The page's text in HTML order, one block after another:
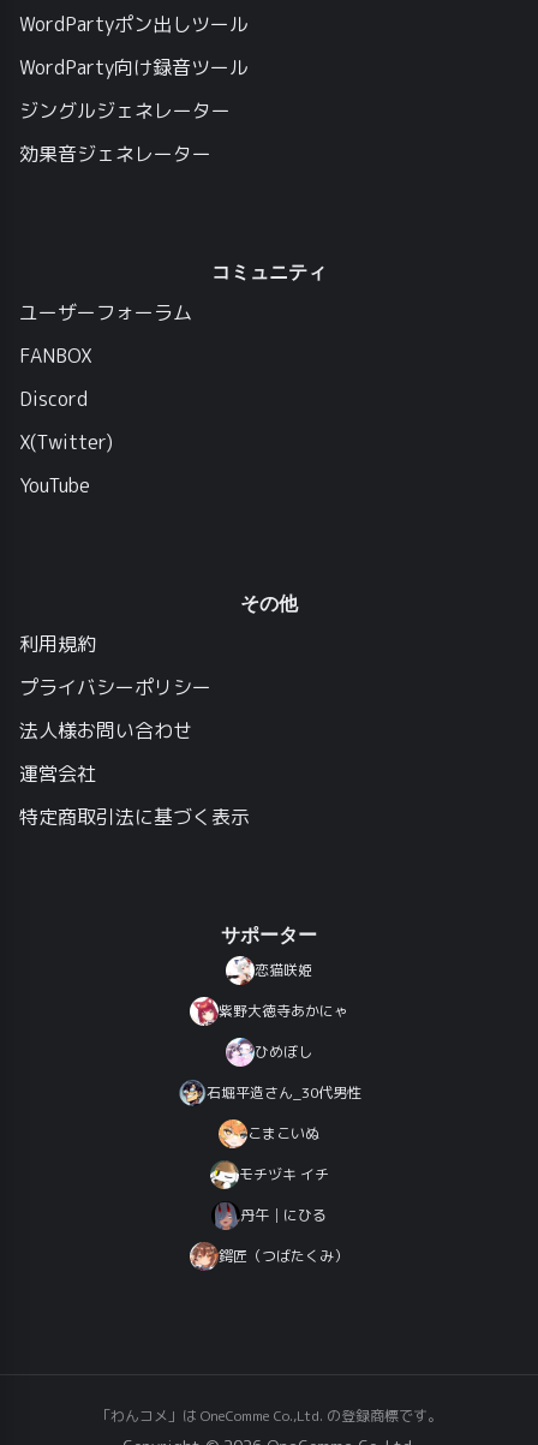
WordPartyポン出しツール
WordParty向け録音ツール
ジングルジェネレーター
効果音ジェネレーター
コミュニティ
ユーザーフォーラム
FANBOX
Discord
X(Twitter)
YouTube
その他
利用規約
プライバシーポリシー
法人様お問い合わせ
運営会社
特定商取引法に基づく表示
サポーター
恋猫咲姫
紫野大徳寺あかにゃ
ひめぼし
石堀平造さん_30代男性
こまこいぬ
モチヅキ イチ
丹午│にひる
鍔匠（つばたくみ）
「わんコメ」は OneComme Co.,Ltd. の登録商標です。